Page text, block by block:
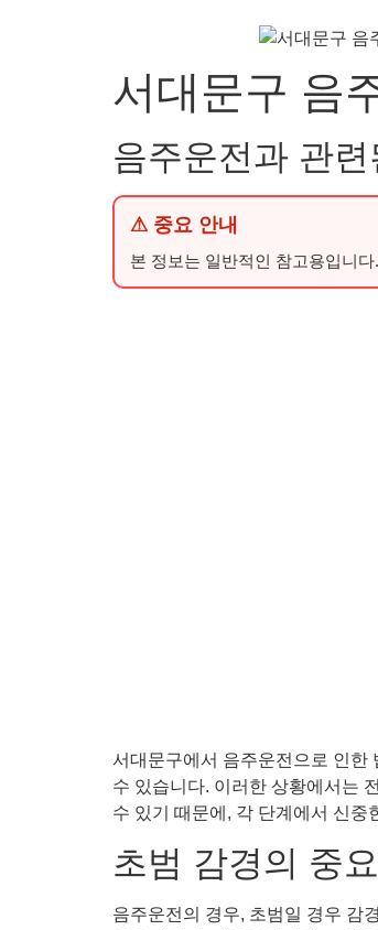
서대문구 음
음주운전과 관
⚠ 중요 안내
본 정보는 일반적인 참고용입니
서대문구에서 음주운전으로 인한
수 있습니다. 이러한 상황에서는
수 있기 때문에, 각 단계에서 신중
초범 감경의 중
음주운전의 경우, 초범일 경우 감